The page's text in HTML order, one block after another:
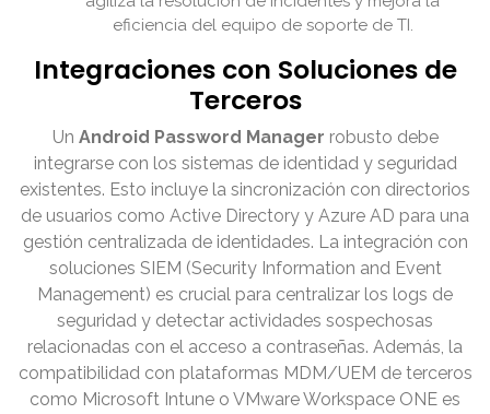
eficiencia del equipo de soporte de TI.
Integraciones con Soluciones de
Terceros
Un Android Password Manager robusto debe
integrarse con los sistemas de identidad y seguridad
existentes. Esto incluye la sincronización con directorios
de usuarios como Active Directory y Azure AD para una
gestión centralizada de identidades. La integración con
soluciones SIEM (Security Information and Event
Management) es crucial para centralizar los logs de
seguridad y detectar actividades sospechosas
relacionadas con el acceso a contraseñas. Además, la
compatibilidad con plataformas MDM/UEM de terceros
como Microsoft Intune o VMware Workspace ONE es